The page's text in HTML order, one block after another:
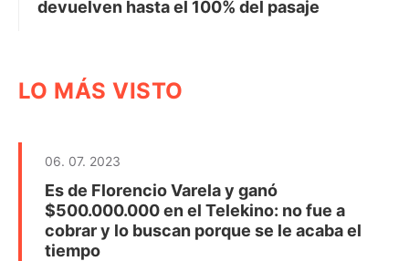
devuelven hasta el 100% del pasaje
LO MÁS VISTO
06. 07. 2023
Es de Florencio Varela y ganó
$500.000.000 en el Telekino: no fue a
cobrar y lo buscan porque se le acaba el
tiempo